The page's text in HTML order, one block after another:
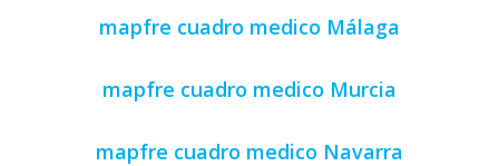
mapfre cuadro medico Málaga
mapfre cuadro medico Murcia
mapfre cuadro medico Navarra